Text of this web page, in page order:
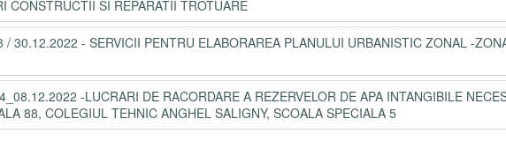
CONSTRUCTII SI REPARATII TROTUARE
30.12.2022 - SERVICII PENTRU ELABORAREA PLANULUI URBANISTIC ZONAL -
-LUCRARI DE RACORDARE A REZERVELOR DE APA INTANGIBILE
88, COLEGIUL TEHNIC ANGHEL SALIGNY, SCOALA SPECIALA 5